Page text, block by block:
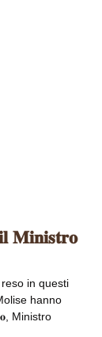
𝐌𝐢𝐧𝐢𝐬𝐭𝐫𝐨
in questi
hanno
Ministro